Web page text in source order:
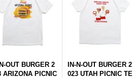
N-OUT BURGER 2
ARIZONA PICNIC
IN-N-OUT BURGER 2
023 UTAH PICNIC TE